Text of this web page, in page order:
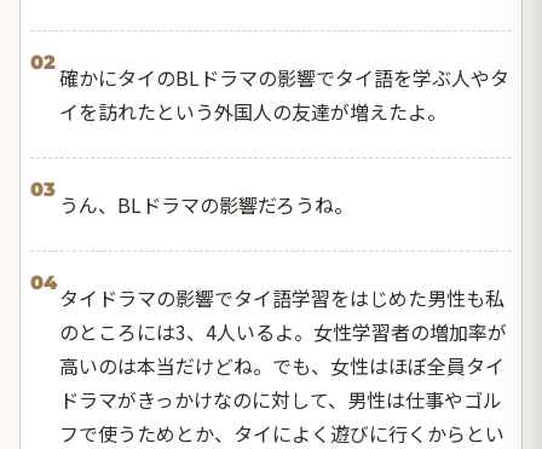
02
確かにタイのBLドラマの影響でタイ語を学ぶ人やタ
イを訪れたという外国人の友達が増えたよ。
03
うん、BLドラマの影響だろうね。
04
タイドラマの影響でタイ語学習をはじめた男性も私
のところには3、4人いるよ。女性学習者の増加率が
高いのは本当だけどね。でも、女性はほぼ全員タイ
ドラマがきっかけなのに対して、男性は仕事やゴル
フで使うためとか、タイによく遊びに行くからとい